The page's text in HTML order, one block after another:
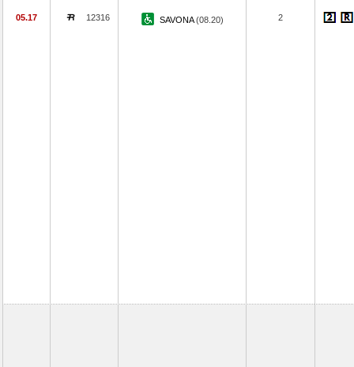
05.17 12316 SAVONA(08.20) 2